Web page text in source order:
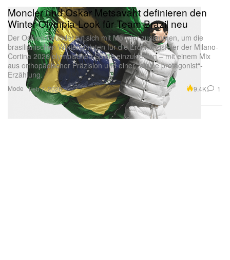
Mode
Moncler und Oskar Metsavaht definieren den
Winter-Olympia-Look für Team Brazil neu
Der Osklen-Gründer tut sich mit Moncler zusammen, um die
brasilianischen Winterathleten für die Eröffnungsfeier der Milano-
Cortina 2026 olympischen Spiele einzukleiden – mit einem Mix
aus orthopädischer Präzision und einer „alpine protagonist“-
Erzählung.
Feb 7, 2026 9.4K 1